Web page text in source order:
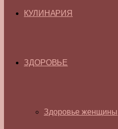
КУЛИНАРИЯ
ЗДОРОВЬЕ
Здоровье женщины